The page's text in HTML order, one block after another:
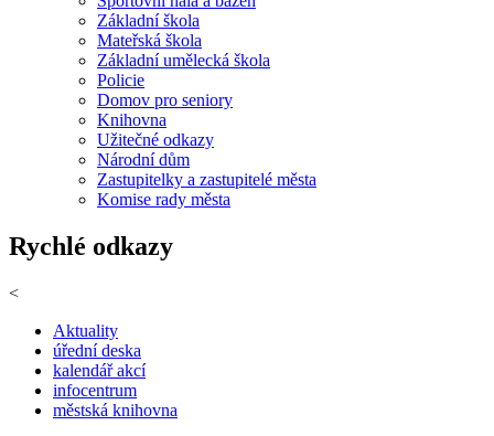
Základní škola
Mateřská škola
Základní umělecká škola
Policie
Domov pro seniory
Knihovna
Užitečné odkazy
Národní dům
Zastupitelky a zastupitelé města
Komise rady města
Rychlé odkazy
<
Aktuality
úřední deska
kalendář akcí
infocentrum
městská knihovna